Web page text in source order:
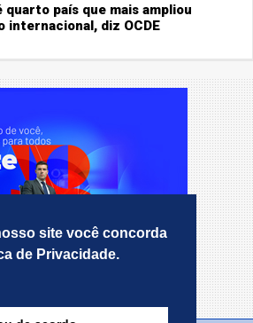
site você concorda
de Privacidade.
quarto país que mais ampliou
internacional, diz OCDE